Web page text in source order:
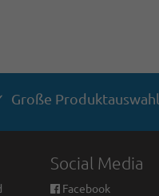
Große Produktauswahl
Social Media
Facebook